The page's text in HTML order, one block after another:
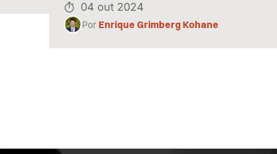
04 out 2024
Por Enrique Grimberg Kohane